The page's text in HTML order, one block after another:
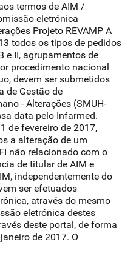
termos de AIM /
eletrónica
Projeto REVAMP A
todos os tipos de pedidos
e II, agrupamentos de
procedimento nacional
devem ser submetidos
de Gestão de
- Alterações (SMUH-
data pelo Infarmed.
de fevereiro de 2017,
a alteração de um
não relacionado com o
de titular de AIM e
independentemente do
ser efetuados
através do mesmo
eletrónica destes
deste portal, de forma
de 2017. O